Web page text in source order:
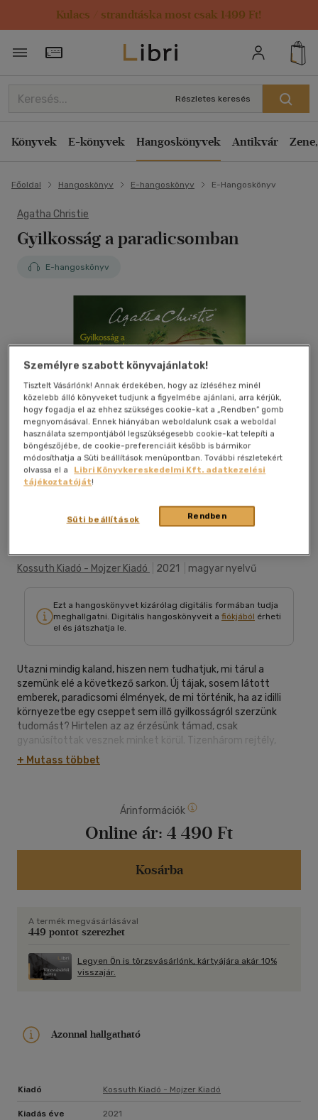
Kulacs / strandtáska most csak 1499 Ft!
Törzsvásárlói Kártya adatai
Részletes keresés
Könyvek E-könyvek Hangoskönyvek Antikvár
Főoldal Hangoskönyv E-hangoskönyv E-Hangoskönyv
Agatha Christie
Gyilkosság a paradicsomban
E-hangoskönyv
Belehallgatok Kívánságlistához adom
Kossuth Kiadó - Mojzer Kiadó 2021 magyar nyelvű
Ezt a hangoskönyvet kizárólag digitális formában tudja
meghallgatni. Digitális hangoskönyveit a fiókjából érheti
el és játszhatja le.
Utazni mindig kaland, hiszen nem tudhatjuk, mi tárul a
szemünk elé a következő sarkon. Új tájak, sosem látott
emberek, paradicsomi élmények, de mi történik, ha az idilli
környezetbe egy cseppet sem illő gyilkosságról szerzünk
tudomást? Hirtelen az az érzésünk támad, csak
gyanúsítottak vesznek minket körül. Tizenhárom rejtély,
tizenhárom vérbeli Agatha Christie történet.
+ Mutass többet
Árinformációk
Online ár: 4 490 Ft
Kosárba
A termék megvásárlásával
449 pontot szerezhet
Legyen Ön is törzsvásárlónk, kártyájára akár 10%
visszajár.
Azonnal hallgatható
Kiadó Kossuth Kiadó - Mojzer Kiadó
Kiadás éve 2021
Személyre szabott könyvajánlatok!
Tisztelt Vásárlónk! Annak érdekében, hogy az ízléséhez minél
közelebb álló könyveket tudjunk a figyelmébe ajánlani, arra kérjük,
hogy fogadja el az ehhez szükséges cookie-kat a „Rendben” gomb
megnyomásával. Ennek hiányában weboldalunk csak a weboldal
használata szempontjából legszükségesebb cookie-kat telepíti a
böngészőjébe, de cookie-preferenciáit később is bármikor
módosíthatja a Süti beállítások menüpontban. További részletekért
olvassa el a
Libri Könyvkereskedelmi Kft. adatkezelési
tájékoztatóját!
Rendben
Süti beállítások